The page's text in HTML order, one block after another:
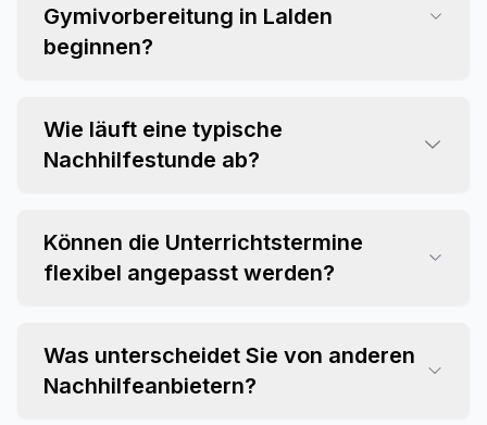
Gymivorbereitung in Lalden
beginnen?
Wie läuft eine typische
Nachhilfestunde ab?
Können die Unterrichtstermine
flexibel angepasst werden?
Was unterscheidet Sie von anderen
Nachhilfeanbietern?